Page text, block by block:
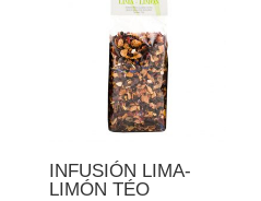
INFUSIÓN LIMA-
LIMÓN TÉO